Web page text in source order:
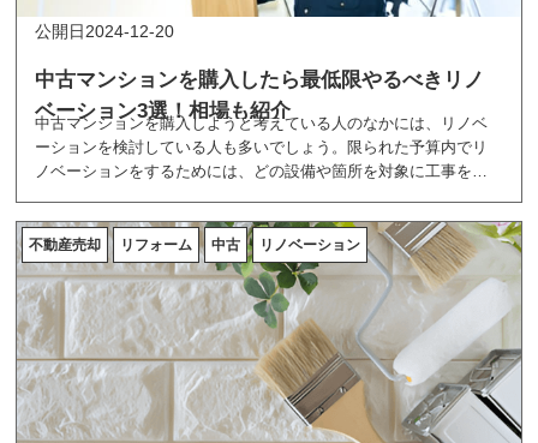
中古マンションを購入したら最低限やるべきリノ
ベーション3選！相場も紹介
2024-12-20
中古マンションを購入しようと考えている人のなかには、リノベ
ーションを検討している人も多いでしょう。限られた予算内でリ
ノベーションをするためには、どの設備や箇所を対象に工事をす
購入する際に、最低限やっておきたいリノベーションを紹介して
います。
不動産売却 リフォーム 中古 リノベーション